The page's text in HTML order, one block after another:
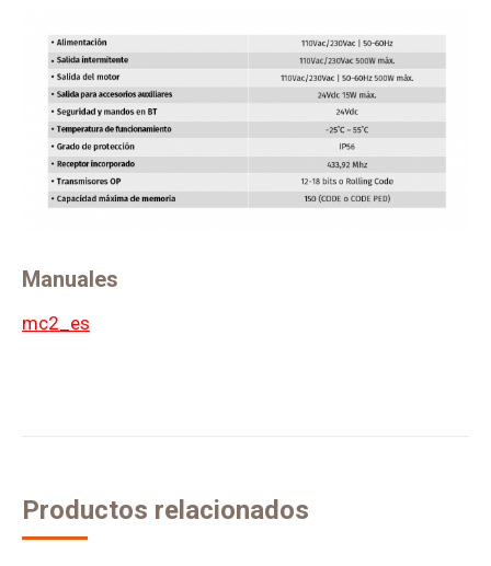
Manuales
mc2_es
Productos relacionados